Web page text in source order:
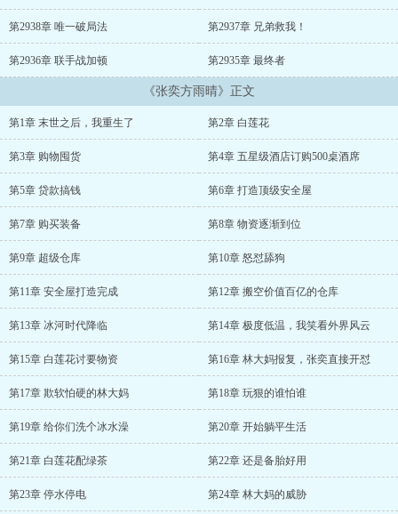
的人们，张奕躺在安全屋里，舒舒服服的过着世外桃源一般的生活。
张奕：你们死不死的跟我有什么关系啊？我的东西喂狗也不给你
们！...
第2938章 唯一破局法 第2937章 兄弟救我！
第2936章 联手战加顿 第2935章 最终者
《张奕方雨晴》正文
第1章 末世之后，我重生了 第2章 白莲花
第3章 购物囤货 第4章 五星级酒店订购500桌酒席
第5章 贷款搞钱 第6章 打造顶级安全屋
第7章 购买装备 第8章 物资逐渐到位
第9章 超级仓库 第10章 怒怼舔狗
第11章 安全屋打造完成 第12章 搬空价值百亿的仓库
第13章 冰河时代降临 第14章 极度低温，我笑看外界风云
第15章 白莲花讨要物资 第16章 林大妈报复，张奕直接开怼
第17章 欺软怕硬的林大妈 第18章 玩狠的谁怕谁
第19章 给你们洗个冰水澡 第20章 开始躺平生活
第21章 白莲花配绿茶 第22章 还是备胎好用
第23章 停水停电 第24章 林大妈的威胁